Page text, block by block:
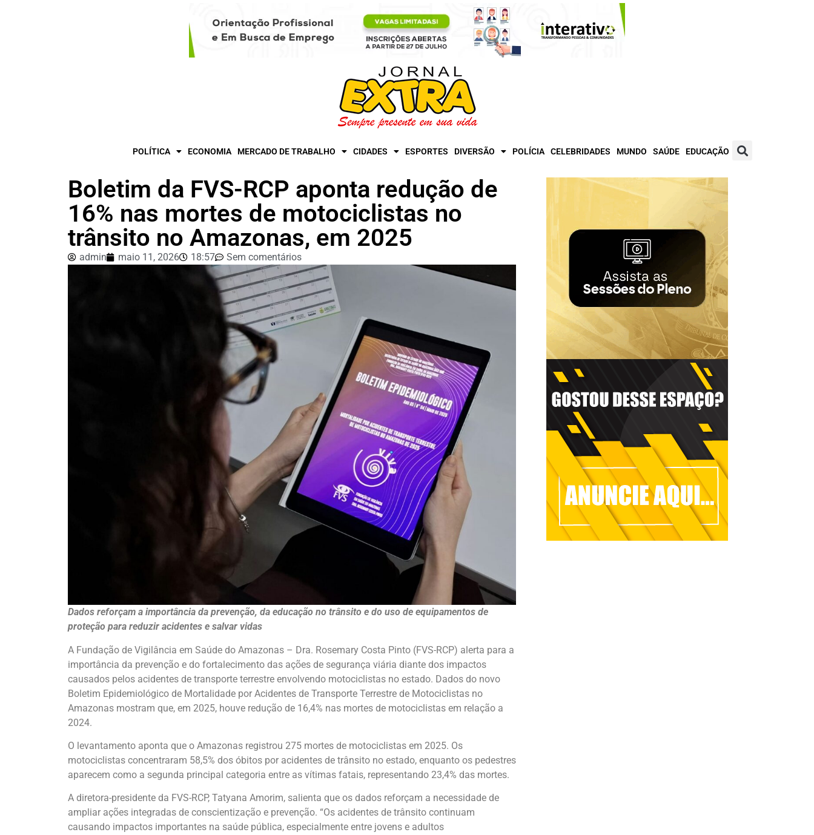
POLÍTICA ECONOMIA MERCADO DE TRABALHO CIDADES ESPORTES DIVERSÃO POLÍCIA CELEBRIDADES MUNDO SAÚDE EDUCAÇÃO
Boletim da FVS-RCP aponta redução de
16% nas mortes de motociclistas no
trânsito no Amazonas, em 2025
admin maio 11, 2026 18:57 Sem comentários
Dados reforçam a importância da prevenção, da educação no trânsito e do uso de equipamentos de
proteção para reduzir acidentes e salvar vidas
A Fundação de Vigilância em Saúde do Amazonas – Dra. Rosemary Costa Pinto (FVS-RCP) alerta para a
importância da prevenção e do fortalecimento das ações de segurança viária diante dos impactos
causados pelos acidentes de transporte terrestre envolvendo motociclistas no estado. Dados do novo
Boletim Epidemiológico de Mortalidade por Acidentes de Transporte Terrestre de Motociclistas no
Amazonas mostram que, em 2025, houve redução de 16,4% nas mortes de motociclistas em relação a
2024.
O levantamento aponta que o Amazonas registrou 275 mortes de motociclistas em 2025. Os
motociclistas concentraram 58,5% dos óbitos por acidentes de trânsito no estado, enquanto os pedestres
aparecem como a segunda principal categoria entre as vítimas fatais, representando 23,4% das mortes.
A diretora-presidente da FVS-RCP, Tatyana Amorim, salienta que os dados reforçam a necessidade de
ampliar ações integradas de conscientização e prevenção. “Os acidentes de trânsito continuam
causando impactos importantes na saúde pública, especialmente entre jovens e adultos